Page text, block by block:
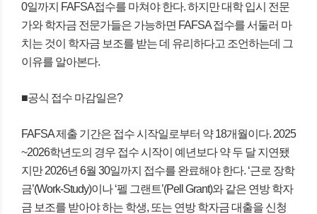
0일까지 FAFSA접수를 마쳐야 한다. 하지만 대학 입시 전문
가와 학자금 전문가들은 가능하면 FAFSA 접수를 서둘러 마
치는 것이 학자금 보조를 받는 데 유리하다고 조언하는데 그
이유를 알아본다.
■공식 접수 마감일은?
FAFSA 제출 기간은 접수 시작일로부터 약 18개월이다. 2025
~2026학년도의 경우 접수 시작이 예년보다 약 두 달 지연됐
지만 2026년 6월 30일까지 접수를 완료해야 한다. ‘근로 장학
금’(Work-Study)이나 ‘펠 그랜트’(Pell Grant)와 같은 연방 학자
금 보조를 받아야 하는 학생, 또는 연방 학자금 대출을 신청